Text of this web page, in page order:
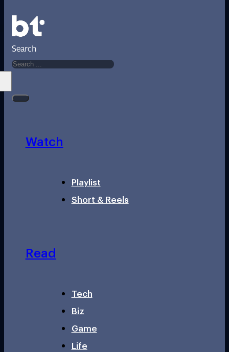
Search
Watch
Playlist
Short & Reels
Read
Tech
Biz
Game
Life